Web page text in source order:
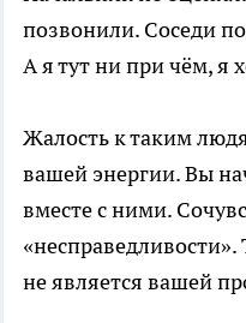
позвонили. Соседи
А я тут ни при чём, я
Жалость к таким
вашей энергии. Вы
вместе с ними.
не является вашей